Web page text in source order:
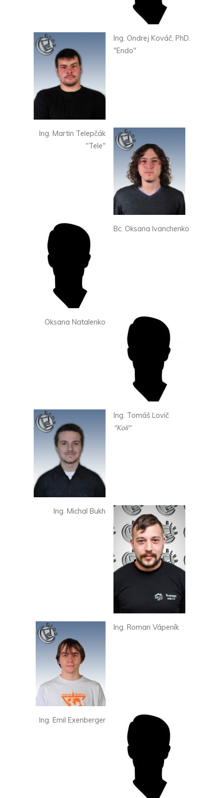
Ing. Ondrej Kováč, PhD.
"Endo"
Ing. Martin Telepčák
"Tele"
Bc. Oksana Ivanchenko
Oksana Natalenko
Ing. Tomáš Lovič
"Koli"
Ing. Michal Bukh
Ing. Roman Vápeník
Ing. Emil Exenberger